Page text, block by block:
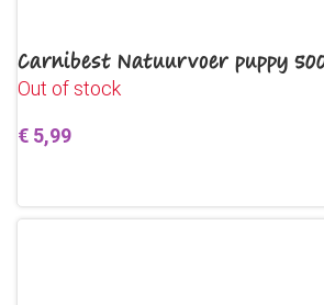
Carnibest Natuurvoer puppy
Out of stock
€ 5,99